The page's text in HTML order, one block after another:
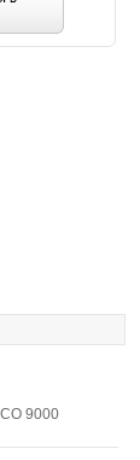
9000